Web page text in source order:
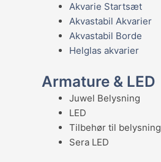
Akvarie Startsæt
Akvastabil Akvarier
Akvastabil Borde
Helglas akvarier
Armature & LED
Juwel Belysning
LED
Tilbehør til belysning
Sera LED